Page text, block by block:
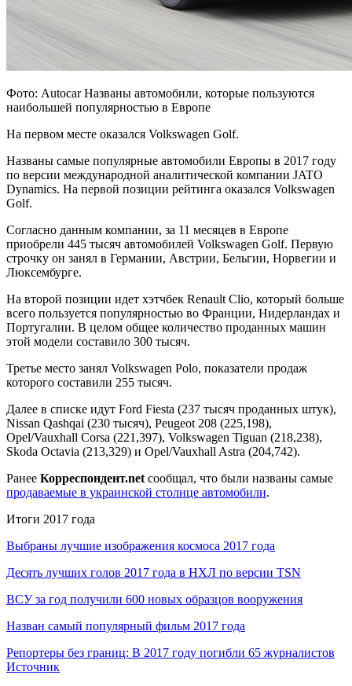
Фото: Autocar Названы автомобили, которые пользуются
наибольшей популярностью в Европе
На первом месте оказался Volkswagen Golf.
Названы самые популярные автомобили Европы в 2017 году
по версии международной аналитической компании JATO
Dynamics. На первой позиции рейтинга оказался Volkswagen
Golf.
Согласно данным компании, за 11 месяцев в Европе
приобрели 445 тысяч автомобилей Volkswagen Golf. Первую
строчку он занял в Германии, Австрии, Бельгии, Норвегии и
Люксембурге.
На второй позиции идет хэтчбек Renault Clio, который больше
всего пользуется популярностью во Франции, Нидерландах и
Португалии. В целом общее количество проданных машин
этой модели составило 300 тысяч.
Третье место занял Volkswagen Polo, показатели продаж
которого составили 255 тысяч.
Далее в списке идут Ford Fiesta (237 тысяч проданных штук),
Nissan Qashqai (230 тысяч), Peugeot 208 (225,198),
Opel/Vauxhall Corsa (221,397), Volkswagen Tiguan (218,238),
Skoda Octavia (213,329) и Opel/Vauxhall Astra (204,742).
Ранее Корреспондент.net сообщал, что были названы самые
продаваемые в украинской столице автомобили.
Итоги 2017 года
Выбраны лучшие изображения космоса 2017 года
Десять лучших голов 2017 года в НХЛ по версии TSN
ВСУ за год получили 600 новых образцов вооружения
Назван самый популярный фильм 2017 года
Репортеры без границ: В 2017 году погибли 65 журналистов
Источник